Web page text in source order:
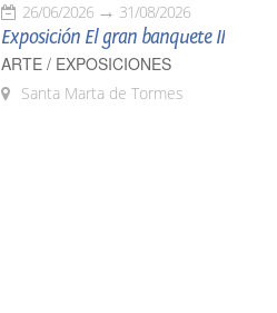
26/06/2026 31/08/2026
Exposición El gran banquete II
ARTE / EXPOSICIONES
Santa Marta de Tormes